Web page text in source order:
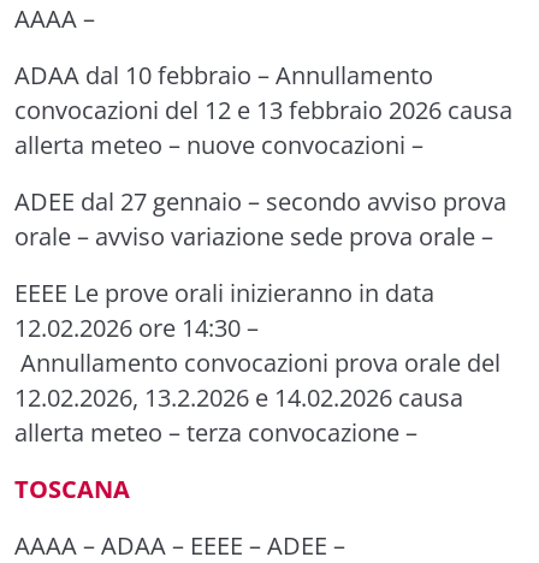
AAAA–
ADAA dal 10 febbraio –Annullamento
convocazioni del 12 e 13 febbraio 2026 causa
allerta meteo – nuove convocazioni –
ADEE dal 27 gennaio – secondo avviso prova
orale – avviso variazione sede prova orale–
EEEE Le prove orali inizieranno in data
12.02.2026 ore 14:30 –
Annullamento convocazioni prova orale del
12.02.2026, 13.2.2026 e 14.02.2026 causa
allerta meteo –terza convocazione–
TOSCANA
AAAA–ADAA– EEEE –ADEE –